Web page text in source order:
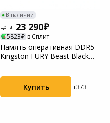
В наличии
Цена
23 290
5823 в Сплит
Память оперативная DDR5
Kingston FURY Beast Black
Купить +373